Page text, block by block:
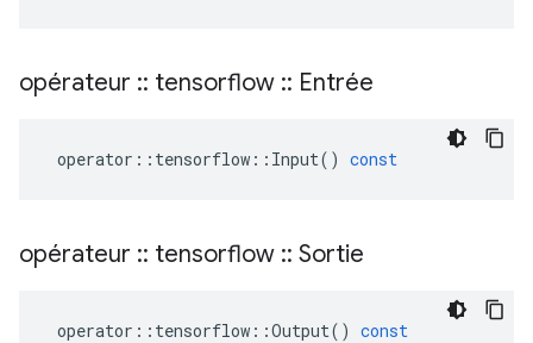
opérateur :: tensorflow :: Entrée
operator :: tensorflow :: Input() const
opérateur :: tensorflow :: Sortie
operator :: tensorflow ::Output() const